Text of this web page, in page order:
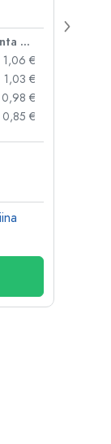
Hinta per kpl
1,06 €
1,03 €
0,98 €
0,85 €